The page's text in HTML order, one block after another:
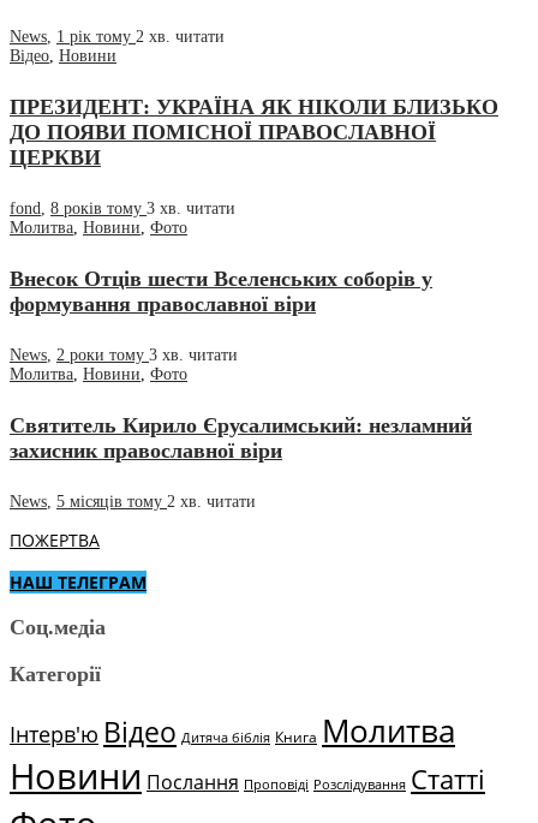
News, 1 рік тому 2 хв. читати
Відео, Новини
ПРЕЗИДЕНТ: УКРАЇНА ЯК НІКОЛИ БЛИЗЬКО
ДО ПОЯВИ ПОМІСНОЇ ПРАВОСЛАВНОЇ
ЦЕРКВИ
fond 8 років тому 3 хв. читати
Молитва Новини Фото
Внесок Отців шести Вселенських соборів у
формування православної віри
News 2 роки тому 3 хв. читати
Молитва Новини Фото
Святитель Кирило Єрусалимський: незламний
захисник православної віри
News 5 місяців тому 2 хв. читати
ПОЖЕРТВА
НАШ ТЕЛЕГРАМ
Соц.медіа
Категорії
Інтерв'ю Відео Дитяча біблія Книга Молитва
Новини Послання Проповіді Розслідування Статті